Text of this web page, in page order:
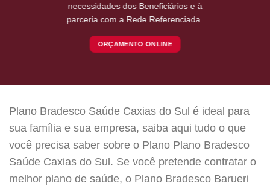
necessidades dos Beneficiários e à
parceria com a Rede Referenciada.
ORÇAMENTO ONLINE
Plano Bradesco Saúde Caxias do Sul é ideal para
sua família e sua empresa, saiba aqui tudo o que
você precisa saber sobre o Plano Plano Bradesco
Saúde Caxias do Sul. Se você pretende contratar o
melhor plano de saúde, o Plano Bradesco Barueri